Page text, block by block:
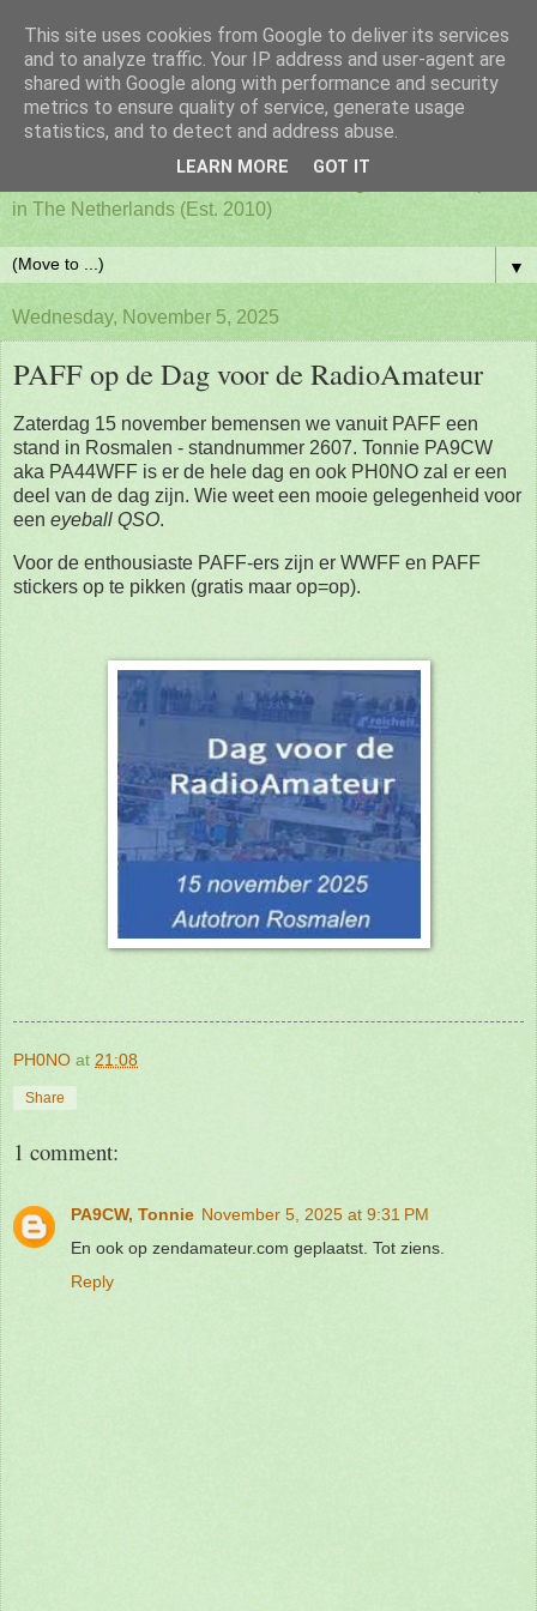
PAFF - Ham Radio & Flora
and Fauna Netherlands
in The Netherlands (Est. 2010)
▼
Wednesday, November 5, 2025
PAFF op de Dag voor de RadioAmateur
Zaterdag 15 november bemensen we vanuit PAFF een
stand in Rosmalen - standnummer 2607. Tonnie PA9CW
aka PA44WFF is er de hele dag en ook PH0NO zal er een
deel van de dag zijn. Wie weet een mooie gelegenheid voor
een eyeball QSO.
Voor de enthousiaste PAFF-ers zijn er WWFF en PAFF
stickers op te pikken (gratis maar op=op).
PH0NO at 21:08
Share
1 comment:
PA9CW, Tonnie November 5, 2025 at 9:31 PM
En ook op zendamateur.com geplaatst. Tot ziens.
Reply
This site uses cookies from Google to deliver its services
and to analyze traffic. Your IP address and user-agent are
shared with Google along with performance and security
metrics to ensure quality of service, generate usage
statistics, and to detect and address abuse.
LEARN MORE GOT IT